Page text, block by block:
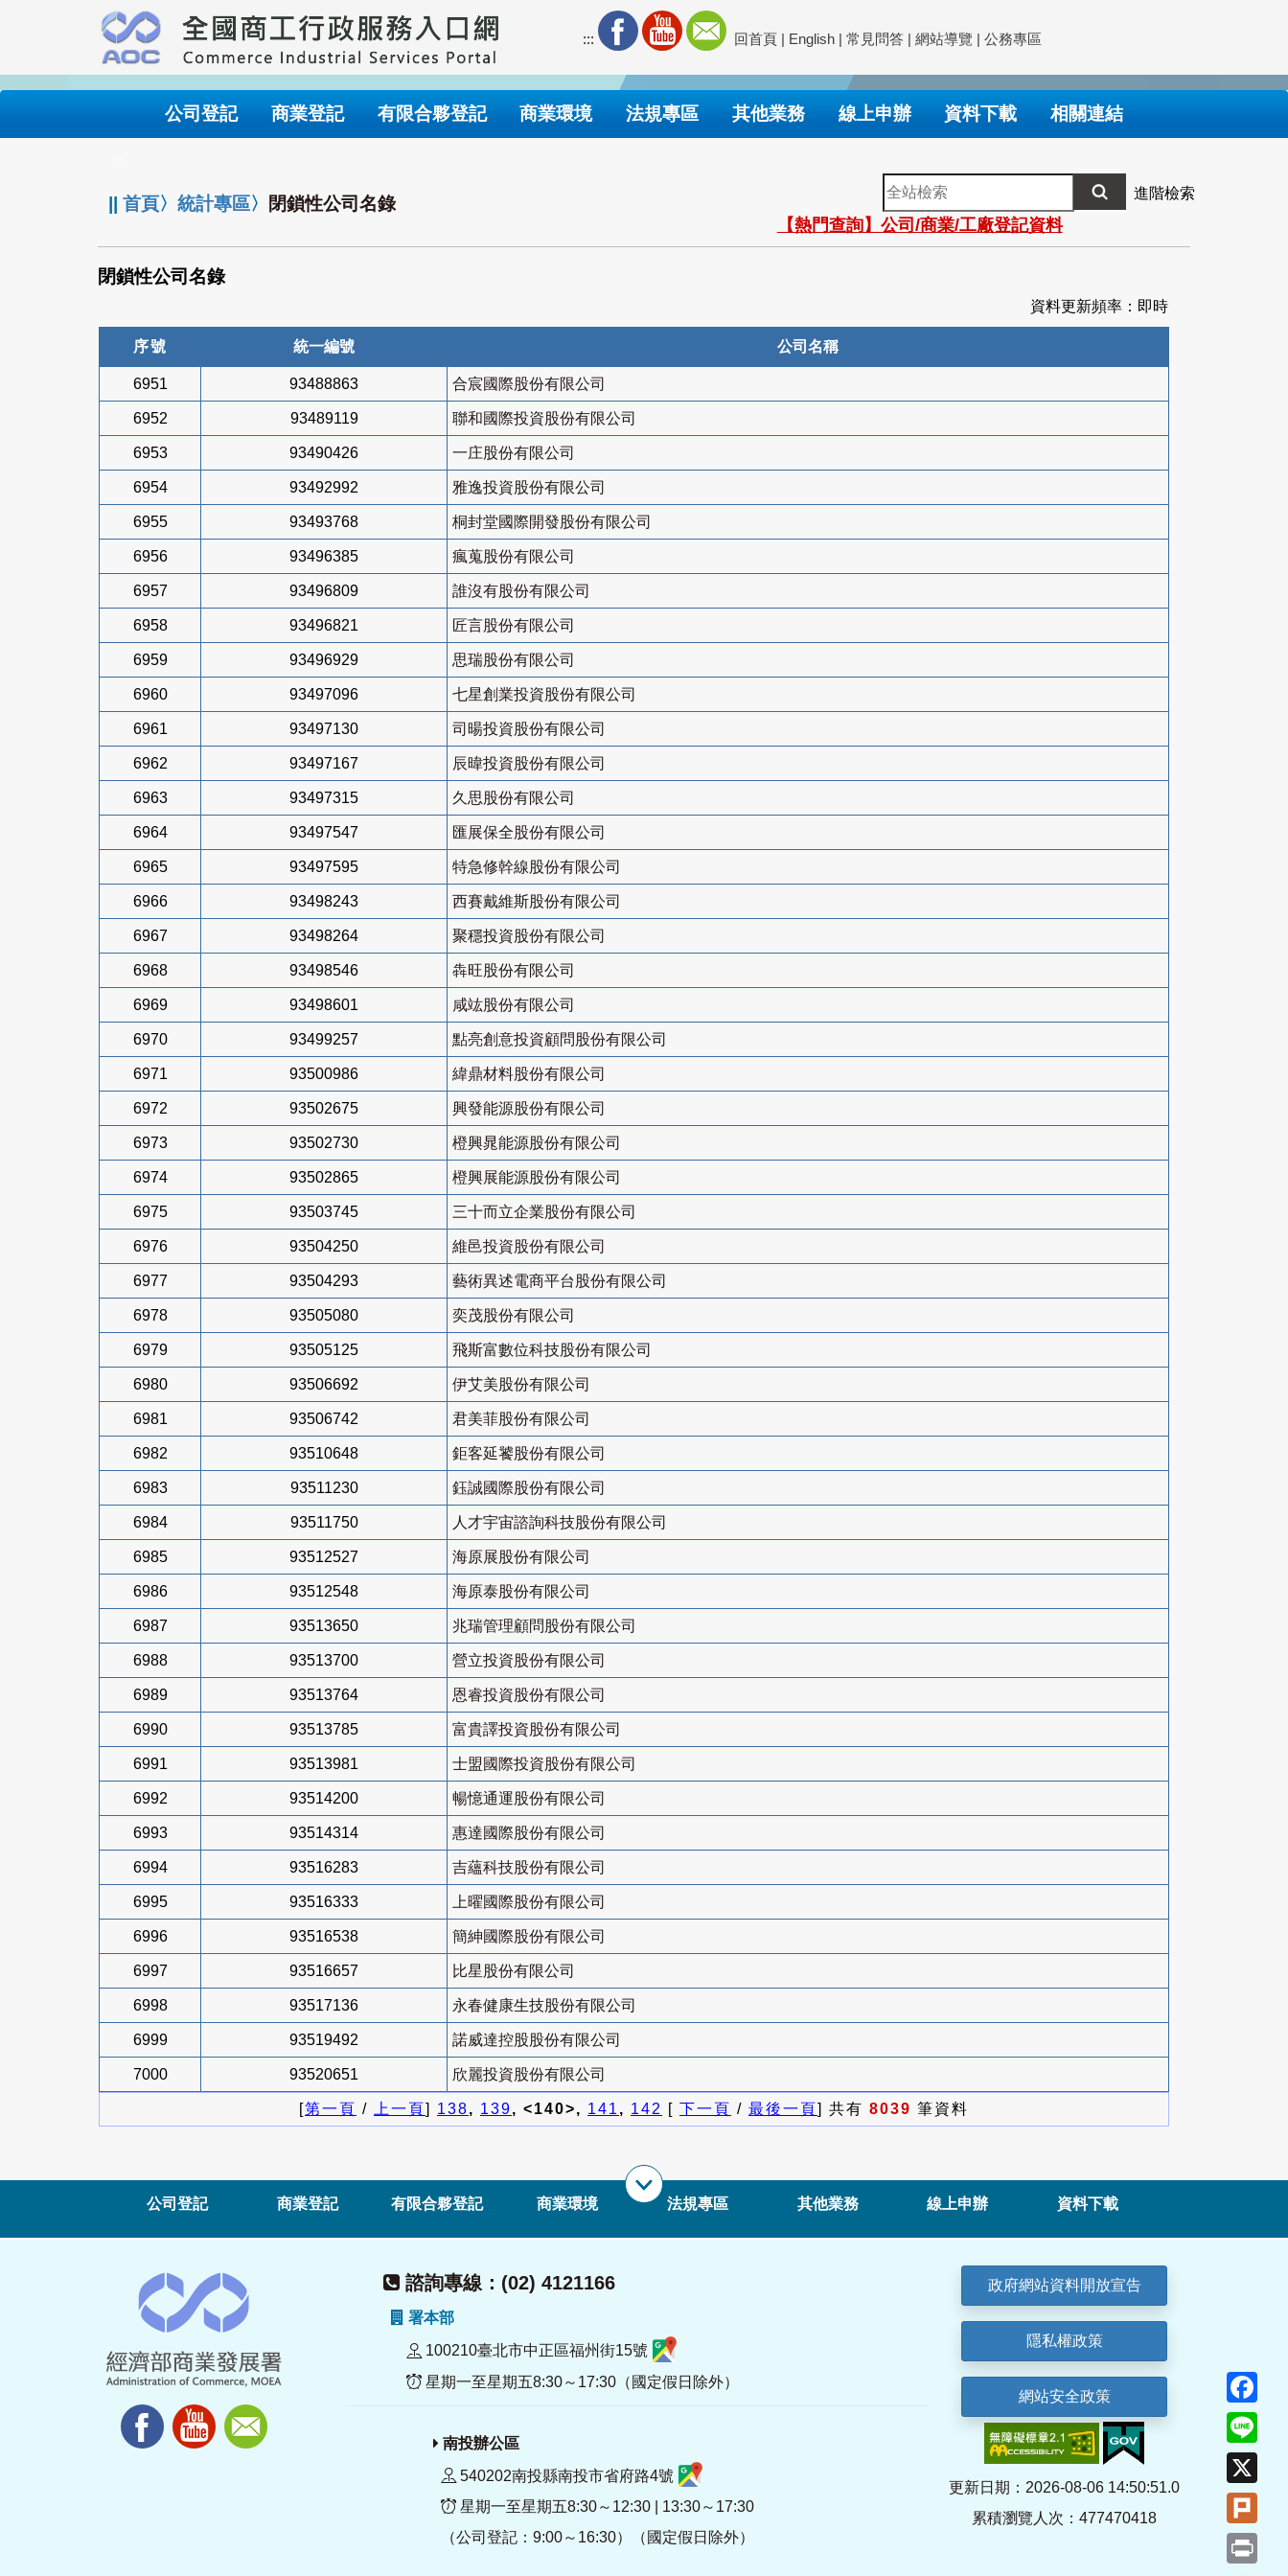
要
內
::: 回首頁 | English | 常見問答 | 網站導覽 | 公務專區
公司登記 商業登記 有限合夥登記 商業環境 法規專區 其他業務 線上申辦 資料下載 相關連結
||首頁〉統計專區〉 閉鎖性公司名錄
全
站
檢
索
進階檢索
【熱門查詢】公司/商業/工廠登記資料
閉鎖性公司名錄
資料更新頻率：即時
序號 統一編號 公司名稱
6951 93488863 合宸國際股份有限公司
6952 93489119 聯和國際投資股份有限公司
6953 93490426 一庄股份有限公司
6954 93492992 雅逸投資股份有限公司
6955 93493768 桐封堂國際開發股份有限公司
6956 93496385 瘋蒐股份有限公司
6957 93496809 誰沒有股份有限公司
6958 93496821 匠言股份有限公司
6959 93496929 思瑞股份有限公司
6960 93497096 七星創業投資股份有限公司
6961 93497130 司暘投資股份有限公司
6962 93497167 辰暐投資股份有限公司
6963 93497315 久思股份有限公司
6964 93497547 匯展保全股份有限公司
6965 93497595 特急修幹線股份有限公司
6966 93498243 西賽戴維斯股份有限公司
6967 93498264 聚穩投資股份有限公司
6968 93498546 犇旺股份有限公司
6969 93498601 咸竑股份有限公司
6970 93499257 點亮創意投資顧問股份有限公司
6971 93500986 緯鼎材料股份有限公司
6972 93502675 興發能源股份有限公司
6973 93502730 橙興晁能源股份有限公司
6974 93502865 橙興展能源股份有限公司
6975 93503745 三十而立企業股份有限公司
6976 93504250 維邑投資股份有限公司
6977 93504293 藝術異述電商平台股份有限公司
6978 93505080 奕茂股份有限公司
6979 93505125 飛斯富數位科技股份有限公司
6980 93506692 伊艾美股份有限公司
6981 93506742 君美菲股份有限公司
6982 93510648 鉅客延饕股份有限公司
6983 93511230 鈺誠國際股份有限公司
6984 93511750 人才宇宙諮詢科技股份有限公司
6985 93512527 海原展股份有限公司
6986 93512548 海原泰股份有限公司
6987 93513650 兆瑞管理顧問股份有限公司
6988 93513700 營立投資股份有限公司
6989 93513764 恩睿投資股份有限公司
6990 93513785 富貴譯投資股份有限公司
6991 93513981 士盟國際投資股份有限公司
6992 93514200 暢憶通運股份有限公司
6993 93514314 惠達國際股份有限公司
6994 93516283 吉蘊科技股份有限公司
6995 93516333 上曜國際股份有限公司
6996 93516538 簡紳國際股份有限公司
6997 93516657 比星股份有限公司
6998 93517136 永春健康生技股份有限公司
6999 93519492 諾威達控股股份有限公司
7000 93520651 欣麗投資股份有限公司
[第一頁 / 上一頁] 138, 139, <140>, 141, 142 [ 下一頁 / 最後一頁] 共有 8039 筆資料
公司登記 商業登記 有限合夥登記 商業環境 法規專區 其他業務 線上申辦 資料下載
諮詢專線：(02) 4121166
署本部
100210臺北市中正區福州街15號
星期一至星期五8:30～17:30（國定假日除外）
南投辦公區
540202南投縣南投市省府路4號
星期一至星期五8:30～12:30 | 13:30～17:30
（公司登記：9:00～16:30）（國定假日除外）
政府網站資料開放宣告
隱私權政策
網站安全政策
更新日期：2026-08-06 14:50:51.0
累積瀏覽人次：477470418